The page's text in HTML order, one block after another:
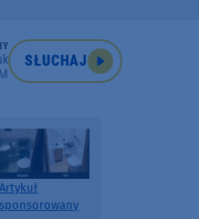
SŁUCHAJ
Artykuł
sponsorowany